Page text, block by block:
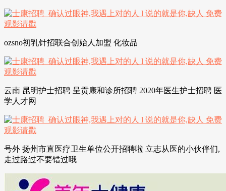
ozsno初乳针招联合创始人加盟 化妆品
云南 昆明护士招聘 呈贡康和诊所招聘 2020年医生护士招聘 医
学人才网
号外 扬州市直医疗卫生单位公开招聘啦 立志从医的小伙伴们,
走过路过不要错过哦